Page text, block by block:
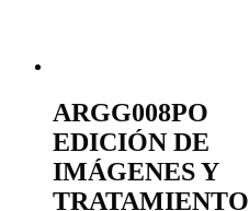
ARGG008PO
EDICIÓN DE
IMÁGENES Y
TRATAMIENTO